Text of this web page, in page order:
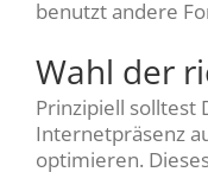
benutzt andere
Wahl der
Prinzipiell solltest
Internetpräsenz
optimieren.